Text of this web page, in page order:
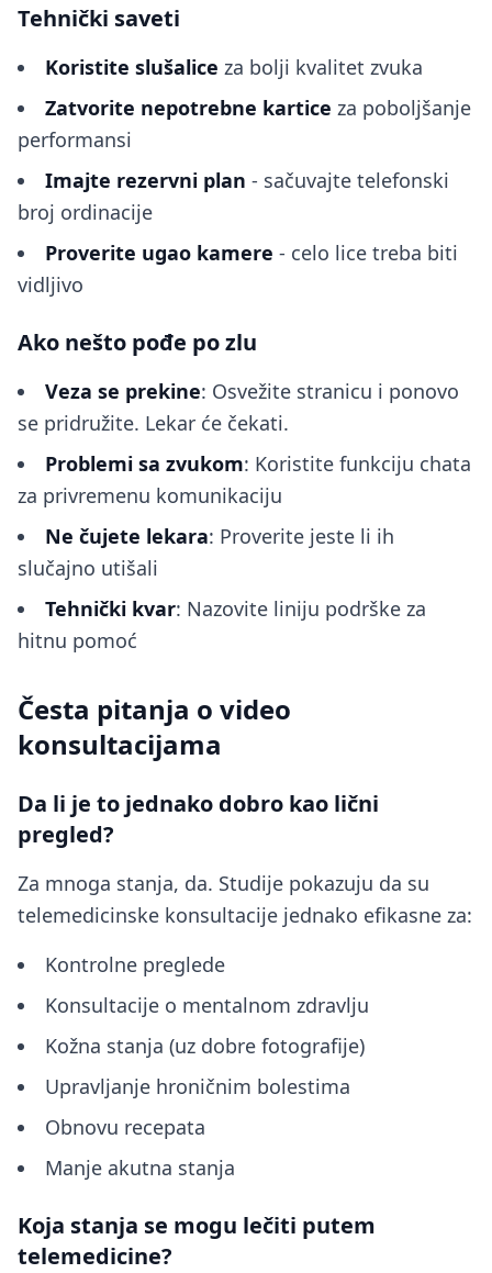
Tehnički saveti
Koristite slušalice za bolji kvalitet zvuka
Zatvorite nepotrebne kartice za poboljšanje
performansi
Imajte rezervni plan - sačuvajte telefonski
broj ordinacije
Proverite ugao kamere - celo lice treba biti
vidljivo
Ako nešto pođe po zlu
Veza se prekine: Osvežite stranicu i ponovo
se pridružite. Lekar će čekati.
Problemi sa zvukom: Koristite funkciju chata
za privremenu komunikaciju
Ne čujete lekara: Proverite jeste li ih
slučajno utišali
Tehnički kvar: Nazovite liniju podrške za
hitnu pomoć
Česta pitanja o video
konsultacijama
Da li je to jednako dobro kao lični
pregled?
Za mnoga stanja, da. Studije pokazuju da su
telemedicinske konsultacije jednako efikasne za:
Kontrolne preglede
Konsultacije o mentalnom zdravlju
Kožna stanja (uz dobre fotografije)
Upravljanje hroničnim bolestima
Obnovu recepata
Manje akutna stanja
Koja stanja se mogu lečiti putem
telemedicine?